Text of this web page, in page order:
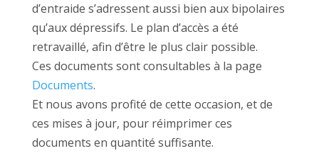
d’entraide s’adressent aussi bien aux bipolaires
qu’aux dépressifs. Le plan d’accès a été
retravaillé, afin d’être le plus clair possible.
Ces documents sont consultables à la page
Documents.
Et nous avons profité de cette occasion, et de
ces mises à jour, pour réimprimer ces
documents en quantité suffisante.